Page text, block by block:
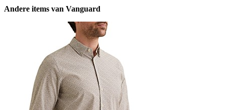
Andere items van Vanguard